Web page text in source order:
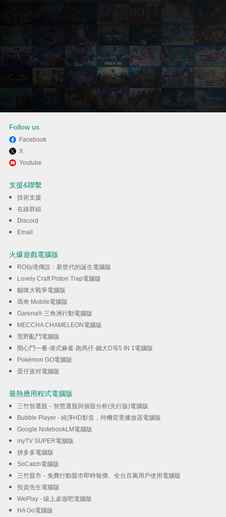
透過逍遙享受在電腦上玩Hide 'N
Follow us
Facebook
X
Youtube
支援&聯繫
技術支援
在線群組
Discord
Email
火爆遊戲電腦版
RO仙境傳説：新世代的誕生電腦版
Lovely Craft Piston Trap電腦版
貓咪大戰爭電腦版
瑪奇 Mobile電腦版
Garena® 三角洲行動電腦版
MECCHA CHAMELEON電腦版
荒野亂鬥電腦版
開心鬥一番-港式麻雀·跑馬仔·鋤大D等5 IN 1電腦版
Pokémon GO電腦版
蛋仔派对電腦版
最熱應用程式電腦版
三竹智選股－智慧選股與個股分析(先行版)電腦版
Bubble Player - 純淨HD影音，待機背景播放器電腦版
Google NotebookLM電腦版
myTV SUPER電腦版
拼多多電腦版
SoCatch電腦版
三竹股市－免費行動股市即時報價、全台百萬用戶使用電腦版
投資先生電腦版
WePlay - 線上桌遊吧電腦版
HA Go電腦版